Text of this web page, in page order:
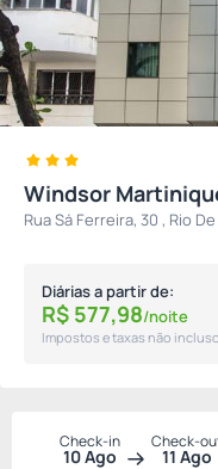
Windsor
Rua Sá Ferreira, 30 , Rio
Diárias a partir de:
R$ 577,98/noite
Impostos e taxas não
Check-in
10 Ago
Check-
11 Ago